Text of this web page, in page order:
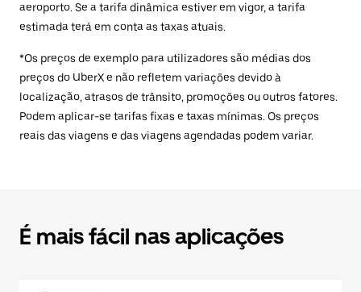
aeroporto. Se a tarifa dinâmica estiver em vigor, a tarifa
estimada terá em conta as taxas atuais.
*Os preços de exemplo para utilizadores são médias dos
preços do UberX e não refletem variações devido à
localização, atrasos de trânsito, promoções ou outros fatores.
Podem aplicar-se tarifas fixas e taxas mínimas. Os preços
reais das viagens e das viagens agendadas podem variar.
É mais fácil nas aplicações